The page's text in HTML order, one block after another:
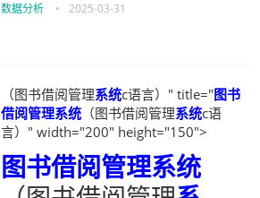
数据分析 • 2025-03-31
（图书借阅管理系统c语言）" title="图书
借阅管理系统 （图书借阅管理系统c语
言）" width="200" height="150">
图书借阅管理系统